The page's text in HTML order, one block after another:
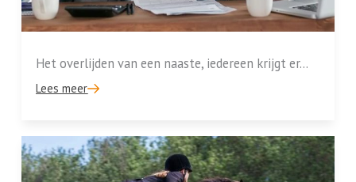
Het overlijden van een naaste, iedereen krijgt er...
Lees meer